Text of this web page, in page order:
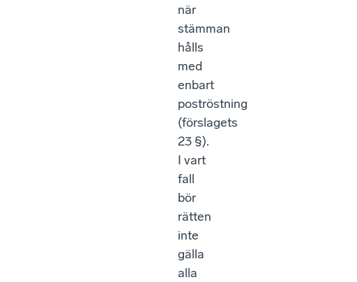
när
stämman
hålls
med
enbart
poströstning
(förslagets
23 §).
I vart
fall
bör
rätten
inte
gälla
alla